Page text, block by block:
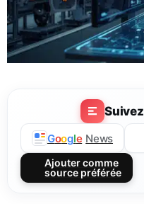
Suivez
Google News
Ajouter comme
source préférée